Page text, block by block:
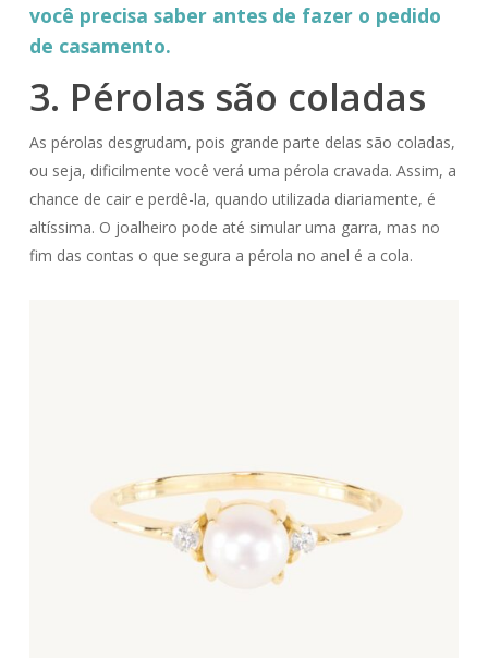
você precisa saber antes de fazer o pedido
de casamento.
3. Pérolas são coladas
As pérolas desgrudam, pois grande parte delas são coladas,
ou seja, dificilmente você verá uma pérola cravada. Assim, a
chance de cair e perdê-la, quando utilizada diariamente, é
altíssima. O joalheiro pode até simular uma garra, mas no
fim das contas o que segura a pérola no anel é a cola.